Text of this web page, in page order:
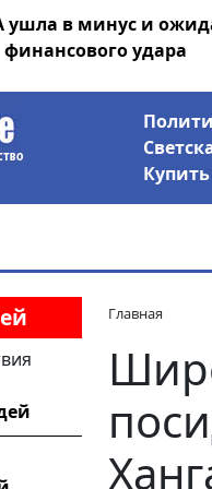
ушла в минус и
финансового удара
Главная